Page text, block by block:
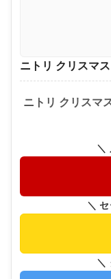
ニトリ クリスマ
ニトリ クリスマ
＼
＼
＼